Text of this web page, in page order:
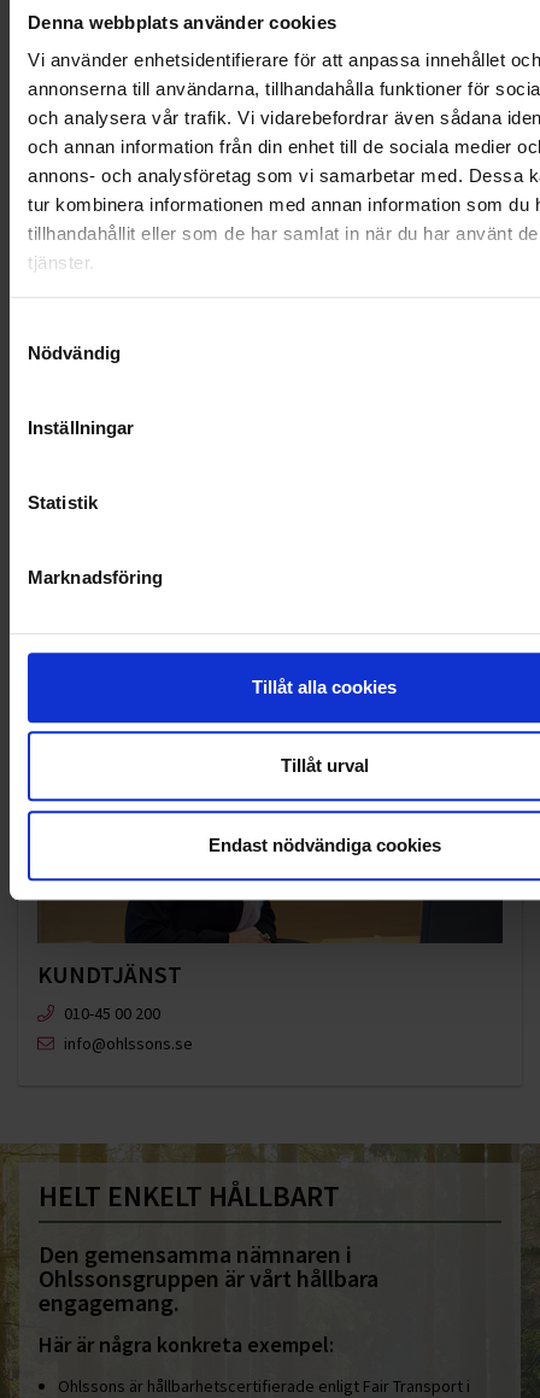
Denna webbplats använder cookies
Vi använder enhetsidentifierare för att anpassa innehållet och
annonserna till användarna, tillhandahålla funktioner för
och analysera vår trafik. Vi vidarebefordrar även sådana
och annan information från din enhet till de sociala medier
annons- och analysföretag som vi samarbetar med. Dessa
tur kombinera informationen med annan information som du
tillhandahållit eller som de har samlat in när du har använt
tjänster.
Nödvändig
Inställningar
Statistik
Marknadsföring
Tillåt alla cookies
Tillåt urval
Endast nödvändiga cookies
HÅLLBARHET
LANDSKRONA
NYA UPPDRAG
OHLSSONS REGION MITT
OHLSSONS REGION SYD
OHLSSONSKOLLEGOR
SOCIALT ANSVAR
VELLINGE
KUNDTJÄNST
010-45 00 200​
info@ohlssons.se
HELT ENKELT HÅLLBART
Den gemensamma nämnaren i
Ohlssonsgruppen är vårt hållbara
engagemang.
Här är några konkreta exempel:
Ohlssons är hållbarhetscertifierade enligt Fair Transport i